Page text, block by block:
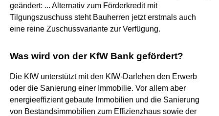
geändert: ... Alternativ zum Förderkredit mit
Tilgungszuschuss steht Bauherren jetzt erstmals auch
eine reine Zuschussvariante zur Verfügung.
Was wird von der KfW Bank gefördert?
Die KfW unterstützt mit den KfW-Darlehen den Erwerb
oder die Sanierung einer Immobilie. Vor allem aber
energieeffizient gebaute Immobilien und die Sanierung
von Bestandsimmobilien zum Effizienzhaus sowie der